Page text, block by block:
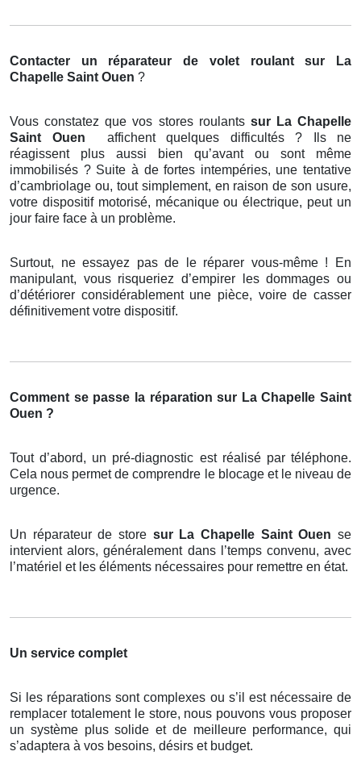
Contacter un réparateur de volet roulant
sur La
Chapelle Saint Ouen ?
Vous constatez que vos stores roulants sur La Chapelle
Saint Ouen
affichent quelques difficultés ? Ils ne
réagissent plus aussi bien qu’avant ou sont même
immobilisés ? Suite à de fortes intempéries, une tentative
d’cambriolage ou, tout simplement, en raison de son usure,
votre dispositif motorisé, mécanique ou électrique, peut un
jour faire face à un problème.
Surtout, ne essayez pas de le réparer vous-même ! En
manipulant, vous risqueriez d’empirer les dommages ou
d’détériorer considérablement une pièce, voire de casser
définitivement votre dispositif.
Comment se passe la réparation sur La Chapelle Saint
Ouen ?
Tout d’abord, un pré-diagnostic est réalisé par téléphone.
Cela nous permet de comprendre le blocage et le niveau de
urgence.
Un réparateur de store sur La Chapelle Saint Ouense
intervient alors, généralement dans l’temps convenu, avec
l’matériel et les éléments nécessaires pour remettre en état.
Un service complet
Si les réparations sont complexes ou s’il est nécessaire de
remplacer totalement le store, nous pouvons vous proposer
un système plus solide et de meilleure performance, qui
s’adaptera à vos besoins, désirs et budget.